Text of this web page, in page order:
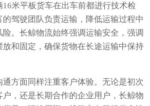
16米平板货车在出车前都进行技术检
驾驶团队负责运输，降低运输过程中
。长鲸物流始终强调运输安全，强调
和固定，确保货物在长途运输中保持
方面同样注重客户体验。无论是初次
户，还是长期合作的企业用户，长鲸物